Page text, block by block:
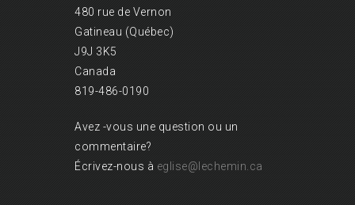
480 rue de Vernon
Gatineau (Québec)
J9J 3K5
Canada
819-486-0190
Avez -vous une question ou un
commentaire?
Écrivez-nous à eglise@lechemin.ca